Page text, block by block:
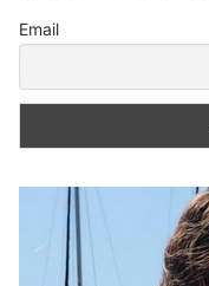
Email